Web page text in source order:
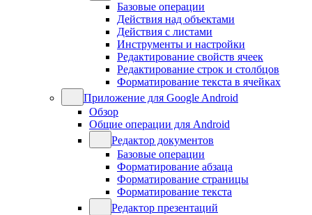
Базовые операции
Действия над объектами
Действия с листами
Инструменты и настройки
Редактирование свойств ячеек
Редактирование строк и столбцов
Форматирование текста в ячейках
Приложение для Google Android
Обзор
Общие операции для Android
Редактор документов
Базовые операции
Форматирование абзаца
Форматирование страницы
Форматирование текста
Редактор презентаций